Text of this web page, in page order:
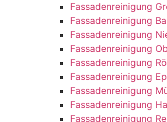
Fassadenreinigung
Fassadenreinigung
Fassadenreinigung
Fassadenreinigung
Fassadenreinigung
Fassadenreinigung
Fassadenreinigung
Fassadenreinigung
Fassadenreinigung